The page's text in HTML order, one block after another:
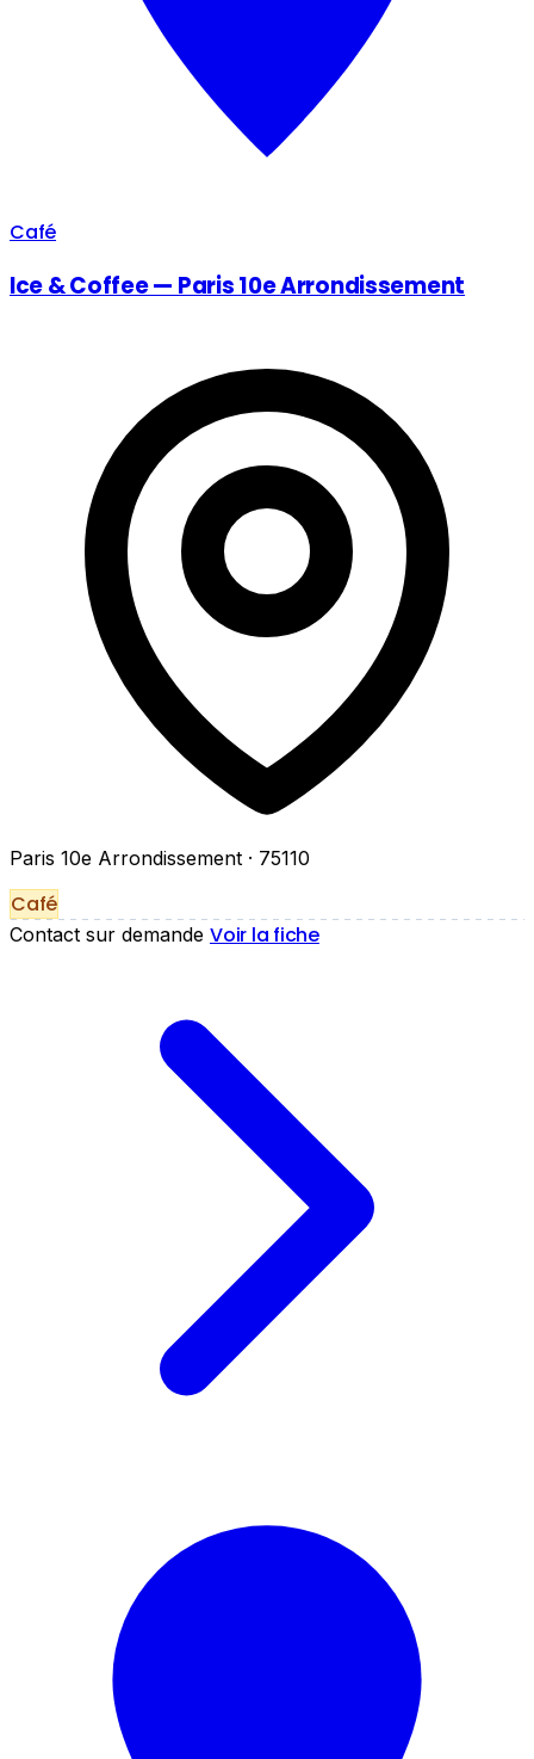
Café
Ice & Coffee — Paris 10e Arrondissement
Paris 10e Arrondissement · 75110
Café
Contact sur demande Voir la fiche